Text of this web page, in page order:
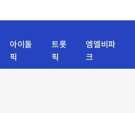
아이돌
픽
트롯
픽
엠엘비파
크